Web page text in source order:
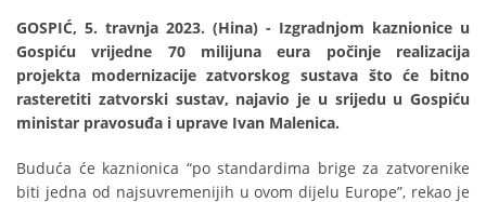
GOSPIĆ, 5. travnja 2023. (Hina) - Izgradnjom kaznionice u
Gospiću vrijedne 70 milijuna eura počinje realizacija
projekta modernizacije zatvorskog sustava što će bitno
rasteretiti zatvorski sustav, najavio je u srijedu u Gospiću
ministar pravosuđa i uprave Ivan Malenica.
Buduća će kaznionica “po standardima brige za zatvorenike
biti jedna od najsuvremenijih u ovom dijelu Europe”, rekao je